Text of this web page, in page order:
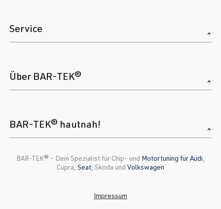
Service
Über BAR-TEK®
BAR-TEK® hautnah!
BAR-TEK®️ - Dein Spezialist für Chip- und Motortuning für Audi
Cupra, Seat , Skoda und Volkswagen
Impressum